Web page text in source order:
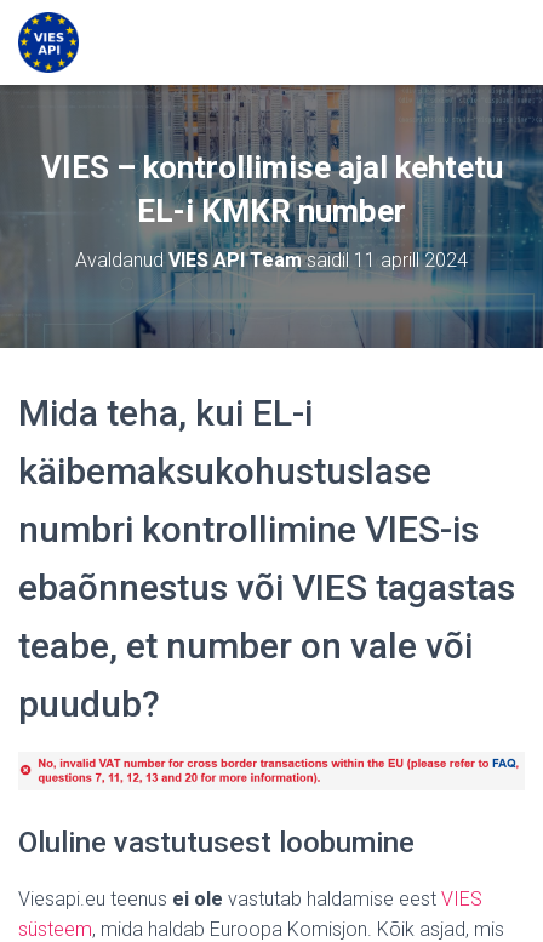
VIES – kontrollimise ajal kehtetu
EL-i KMKR number
AvaldanudVIES API Teamsaidil 11 aprill 2024
Mida teha, kui EL-i
käibemaksukohustuslase
numbri kontrollimine VIES-is
ebaõnnestus või VIES tagastas
teabe, et number on vale või
puudub?
Oluline vastutusest loobumine
Viesapi.eu teenus ei ole vastutab haldamise eest VIES
süsteem, mida haldab Euroopa Komisjon. Kõik asjad, mis